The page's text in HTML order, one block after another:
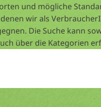
und mögliche
wir als
Die Suche kann
über die Kategorien